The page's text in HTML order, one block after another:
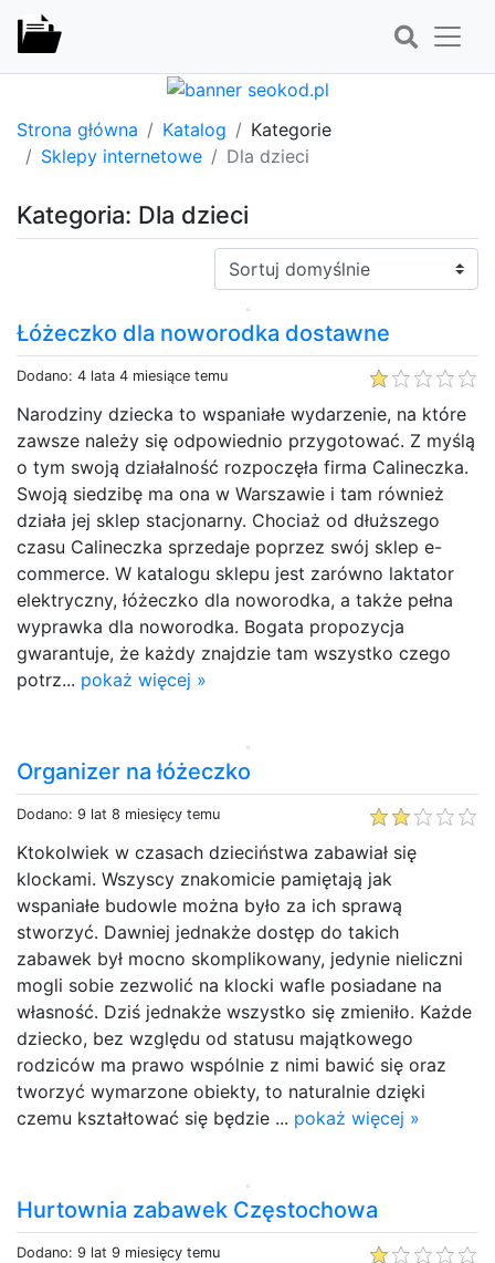
Strona główna Katalog
Kategorie
Sklepy internetowe
Dla dzieci
Kategoria: Dla dzieci
Sortuj:
Łóżeczko dla noworodka dostawne
Dodano: 4 lata 4 miesiące temu
Narodziny dziecka to wspaniałe wydarzenie, na które
zawsze należy się odpowiednio przygotować. Z myślą
o tym swoją działalność rozpoczęła firma Calineczka.
Swoją siedzibę ma ona w Warszawie i tam również
działa jej sklep stacjonarny. Chociaż od dłuższego
czasu Calineczka sprzedaje poprzez swój sklep e-
commerce. W katalogu sklepu jest zarówno laktator
elektryczny, łóżeczko dla noworodka, a także pełna
wyprawka dla noworodka. Bogata propozycja
gwarantuje, że każdy znajdzie tam wszystko czego
potrz... pokaż więcej »
Organizer na łóżeczko
Dodano: 9 lat 8 miesięcy temu
Ktokolwiek w czasach dzieciństwa zabawiał się
klockami. Wszyscy znakomicie pamiętają jak
wspaniałe budowle można było za ich sprawą
stworzyć. Dawniej jednakże dostęp do takich
zabawek był mocno skomplikowany, jedynie nieliczni
mogli sobie zezwolić na klocki wafle posiadane na
własność. Dziś jednakże wszystko się zmieniło. Każde
dziecko, bez względu od statusu majątkowego
rodziców ma prawo wspólnie z nimi bawić się oraz
tworzyć wymarzone obiekty, to naturalnie dzięki
czemu kształtować się będzie ... pokaż więcej »
Hurtownia zabawek Częstochowa
Dodano: 9 lat 9 miesięcy temu